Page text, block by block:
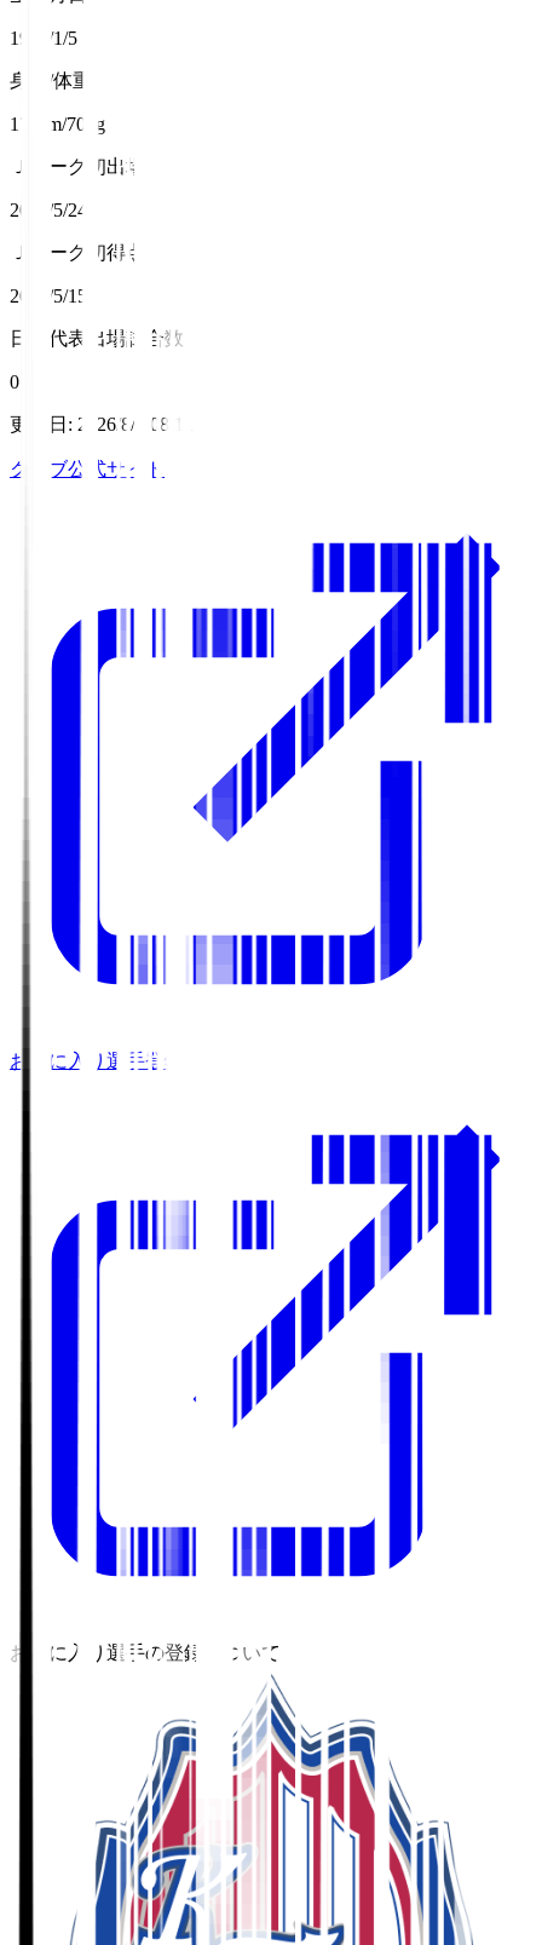
1998/1/5
身長/体重
172cm/70kg
Ｊリーグ初出場
2015/5/24
Ｊリーグ初得点
2016/5/15
日本代表出場試合数
0
更新日 : 2026/8/7 08:11
クラブ公式サイト
お気に入り選手登録
お気に入り選手の登録について